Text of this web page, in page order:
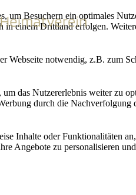
um Besuchern ein optimales
in einem Drittland erfolgen.
Webseite notwendig, z.B. zum
das Nutzererlebnis weiter zu
durch die Nachverfolgung
Inhalte oder Funktionalitäten
Angebote zu personalisieren